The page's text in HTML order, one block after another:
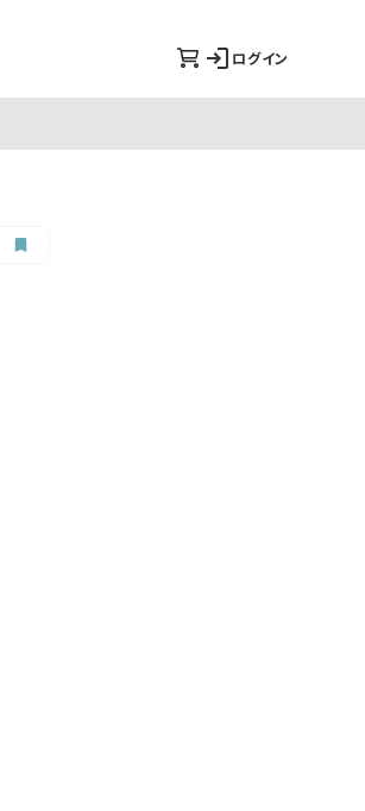
ログイン